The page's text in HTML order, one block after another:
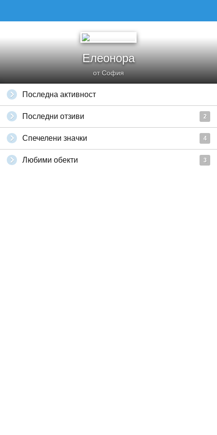
Елеонора
от София
Последна активност
Последни отзиви 2
Спечелени значки 4
Любими обекти 3